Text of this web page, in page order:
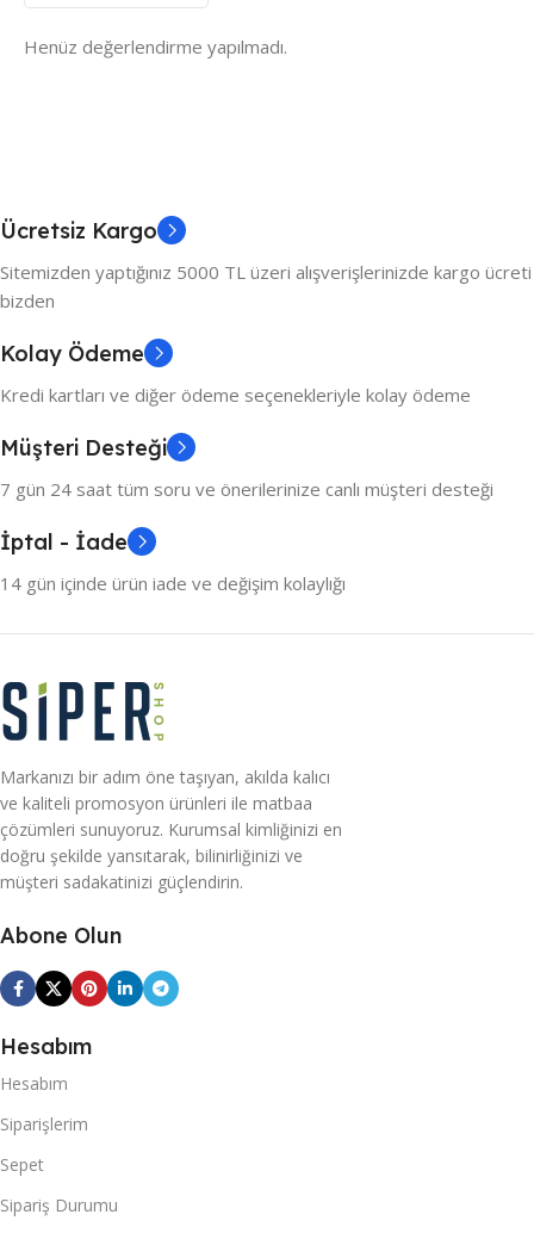
Henüz değerlendirme yapılmadı.
Ücretsiz Kargo
Sitemizden yaptığınız 5000 TL üzeri alışverişlerinizde kargo ücreti
bizden
Kolay Ödeme
Kredi kartları ve diğer ödeme seçenekleriyle kolay ödeme
Müşteri Desteği
7 gün 24 saat tüm soru ve önerilerinize canlı müşteri desteği
İptal - İade
14 gün içinde ürün iade ve değişim kolaylığı
Markanızı bir adım öne taşıyan, akılda kalıcı
ve kaliteli promosyon ürünleri ile matbaa
çözümleri sunuyoruz. Kurumsal kimliğinizi en
doğru şekilde yansıtarak, bilinirliğinizi ve
müşteri sadakatinizi güçlendirin.
Abone Olun
Hesabım
Hesabım
Siparişlerim
Sepet
Sipariş Durumu